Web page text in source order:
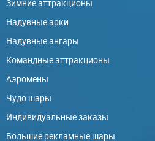
Зимние аттракционы
Надувные арки
Надувные ангары
Командные аттракционы
Аэромены
Чудо шары
Индивидуальные заказы
Большие рекламные шары